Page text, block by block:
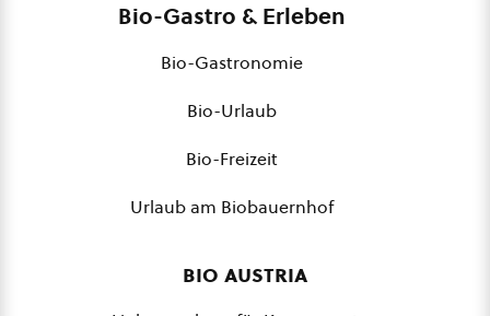
Bio-Gastro & Erleben
Bio-Gastronomie
Bio-Urlaub
Bio-Freizeit
Urlaub am Biobauernhof
bio austria